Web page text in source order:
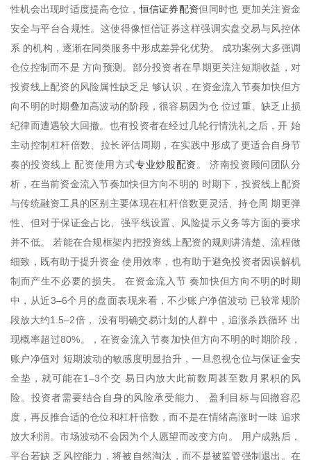
性机会出现时适度提高仓位，恒信证券配资但同时也 更加关注资金
安全与平台合规性。这使得像恒信证券这样强调实盘交易与风控体
系 的机构，逐渐在同类服务中形成差异化优势。 成功案例大多强调
仓位控制而不是 方向预测。部分投资者在早期更关注短期收益，对
投资线上配资的风险属性缺乏足 够认识，在资金流入节奏加快但方
向不明的时期叠加高波动的阶段，很容易因为仓 位过重、缺乏止损
纪律而遭遇较大回撤。也有投资者在经过几轮行情洗礼之后，开 始
主动控制杠杆倍数、拉长评估周期，在实践中形成了更适合自身节
奏的投资线上 配资使用方式专业炒股配资 。 济南投资顾问团队分
析，在当前资金流入节奏加快但方向不明的 时期下，投资线上配资
与传统融资工具的区别主要体现在杠杆倍数更灵活、持仓周 期更弹
性、但对于保证金占比、强平线设置、风险提示义务等方面的要求
并不低。 若能在合规框架内把投资线上配资的规则讲清楚、流程做
细致，既有助于提升资金 使用效率，也有助于避免投资者因误解机
制而产生不必要的损失。 在资金流入节 奏加快但方向不明的时期
中，从近3–6个月的盘面表现来看，不少账户净值波动 已较常规阶
段放大约1.5–2倍， 没有明确交易计划的人群中，追涨杀跌循环 出
现概率超过80%。，在资金流入节奏加快但方向不明的时期阶段，
账户净值对 短期波动的敏感度明显抬升，一旦忽视仓位与保证金安
全垫，就可能在1–3个交 易日内放大此前数周甚至数月累积的风
险。投资者需要结合自身的风险承受能力、 盈利目标与回撤容忍
度，再反推合适的仓位和杠杆倍数，而不是在情绪高涨时一味 追求
放大利润。市场波动不会因为个人愿望而改变方向。 用户成熟后，
平台若缺 乏风控能力，将被自然淘汰，而不是被监管强制退出。在